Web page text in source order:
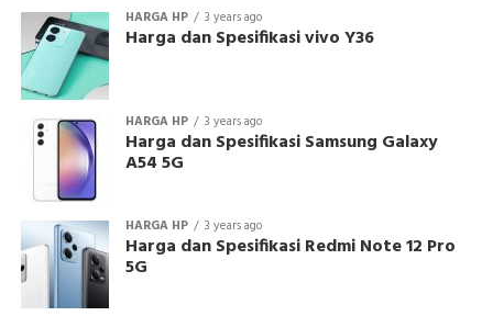
HARGA HP 3 years ago
Harga dan Spesifikasi vivo Y36
HARGA HP 3 years ago
Harga dan Spesifikasi Samsung Galaxy
A54 5G
HARGA HP 3 years ago
Harga dan Spesifikasi Redmi Note 12 Pro
5G